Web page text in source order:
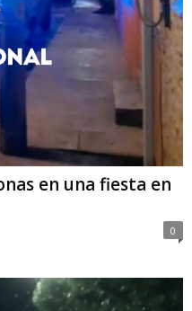
en una fiesta en
0